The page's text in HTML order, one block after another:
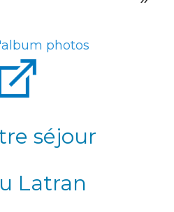
photos
séjour
Latran